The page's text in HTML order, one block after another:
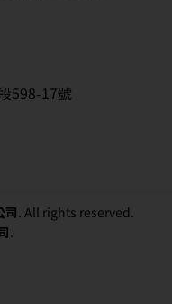
598-17號
司. All rights reserved.
.